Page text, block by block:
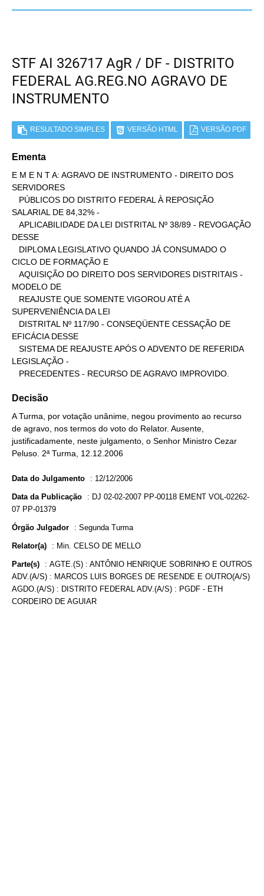
STF AI 326717 AgR / DF - DISTRITO
FEDERAL AG.REG.NO AGRAVO DE
INSTRUMENTO
RESULTADO SIMPLES VERSÃO HTML VERSÃO PDF
Ementa
E M E N T A: AGRAVO DE INSTRUMENTO - DIREITO DOS
SERVIDORES
SALARIAL DE 84,32% -
DESSE
CICLO DE FORMAÇÃO E
MODELO DE
SUPERVENIÊNCIA DA LEI
EFICÁCIA DESSE
LEGISLAÇÃO -
   PRECEDENTES - RECURSO DE AGRAVO IMPROVIDO.
Decisão
A Turma, por votação unânime, negou provimento ao recurso
de agravo, nos termos do voto do Relator. Ausente,
justificadamente, neste julgamento, o Senhor Ministro Cezar
Peluso. 2ª Turma, 12.12.2006
Data do Julgamento : 12/12/2006
Data da Publicação : DJ 02-02-2007 PP-00118 EMENT VOL-02262-
07 PP-01379
Órgão Julgador : Segunda Turma
Relator(a) : Min. CELSO DE MELLO
Parte(s) : AGTE.(S) : ANTÔNIO HENRIQUE SOBRINHO E OUTROS
ADV.(A/S) : MARCOS LUIS BORGES DE RESENDE E OUTRO(A/S)
AGDO.(A/S) : DISTRITO FEDERAL ADV.(A/S) : PGDF - ETH
CORDEIRO DE AGUIAR